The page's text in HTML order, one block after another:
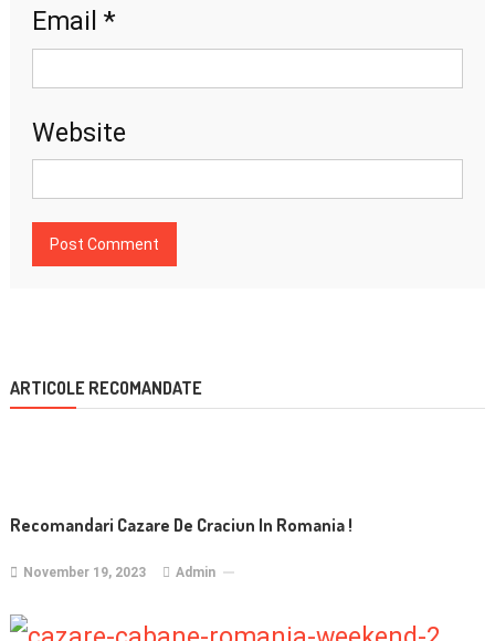
Email *
Website
ARTICOLE RECOMANDATE
Recomandari Cazare De Craciun In Romania !
November 19, 2023 Admin